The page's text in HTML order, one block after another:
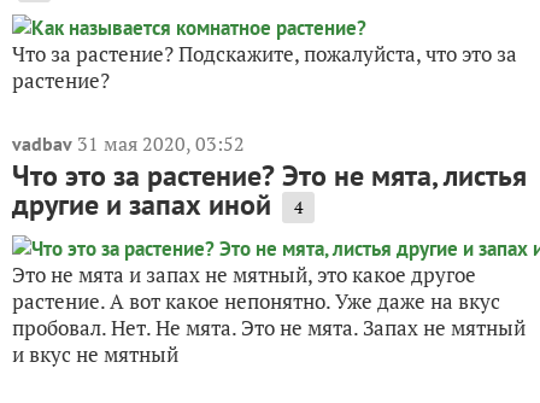
Что за растение? Подскажите, пожалуйста, что это за
растение?
vadbav 31 мая 2020, 03:52
Что это за растение? Это не мята, листья
другие и запах иной 4
Это не мята и запах не мятный, это какое другое
растение. А вот какое непонятно. Уже даже на вкус
пробовал. Нет. Не мята. Это не мята. Запах не мятный
и вкус не мятный